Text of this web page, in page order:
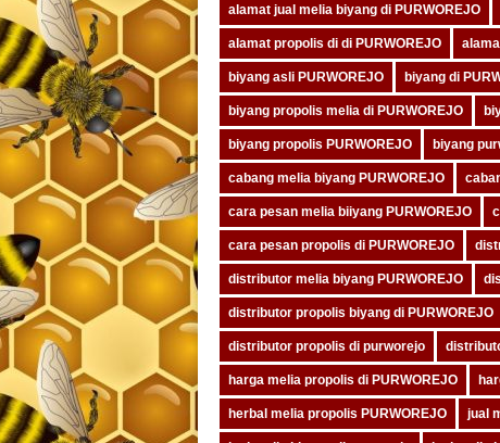
alamat jual melia biyang di PURWOREJO
alamat propolis di di PURWOREJO
biyang asli PURWOREJO biyang di
biyang propolis melia di PURWOREJO
biyang propolis PURWOREJO biyang
cabang melia biyang PURWOREJO
cara pesan melia biiyang PURWOREJO
cara pesan propolis di PURWOREJO
distributor melia biyang PURWOREJO
distributor propolis biyang di PURWOREJO
distributor propolis di purworejo
harga melia propolis di PURWOREJO
herbal melia propolis PURWOREJO jual